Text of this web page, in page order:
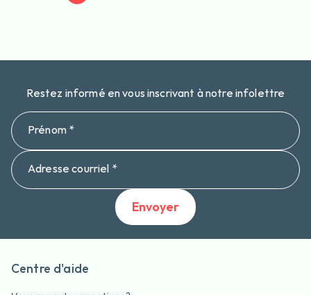
Restez informé en vous inscrivant à notre infolettre
Prénom *
Adresse courriel *
Envoyer
Centre d'aide